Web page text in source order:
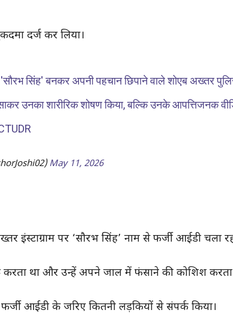
दर्ज कर लिया।
सिंह' बनकर अपनी पहचान छिपाने वाले शोएब अख्तर
उनका शारीरिक शोषण किया, बल्कि उनके आपत्तिजनक
May 11, 2026
पर ‘सौरभ सिंह’ नाम से फर्जी आईडी चला
था और उन्हें अपने जाल में फंसाने की कोशिश करता
आईडी के जरिए कितनी लड़कियों से संपर्क किया।